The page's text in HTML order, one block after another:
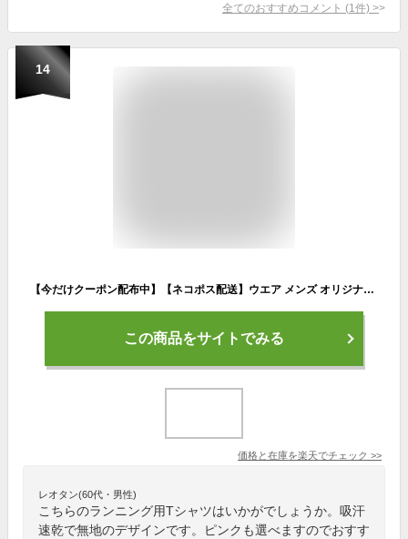
全てのおすすめコメント (1 件) >
14
【今だけクーポン配布中】【ネコポス配送】ウエア メンズ オリジナルランニングTシャツ スポールウエア 半袖 シンプル スポーティ スポーツ 運動 ランニング ジョギング トレーニング ジム 吸汗速乾 無地 蛍光 ブラック 黒 レッド 赤 ブルー 青 ピンク イエロー
この商品をサイトでみる
価格と在庫を楽天でチェック >>
レオタン(60代・男性)
こちらのランニング用Tシャツはいかがでしょうか。吸汗
速乾で無地のデザインです。ピンクも選べますのでおすす